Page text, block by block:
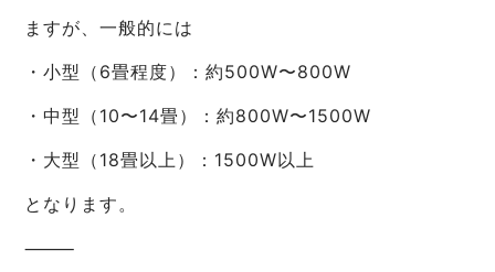
ますが、一般的には
・小型（6畳程度）：約500W〜800W
・中型（10〜14畳）：約800W〜1500W
・大型（18畳以上）：1500W以上
となります。
⸻